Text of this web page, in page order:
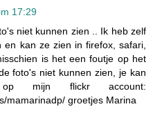
17:29
niet kunnen zien .. Ik heb zelf
en kan ze zien in firefox, safari,
is het een foutje op het
foto's niet kunnen zien, je kan
mijn flickr account:
mamarinadp/ groetjes Marina